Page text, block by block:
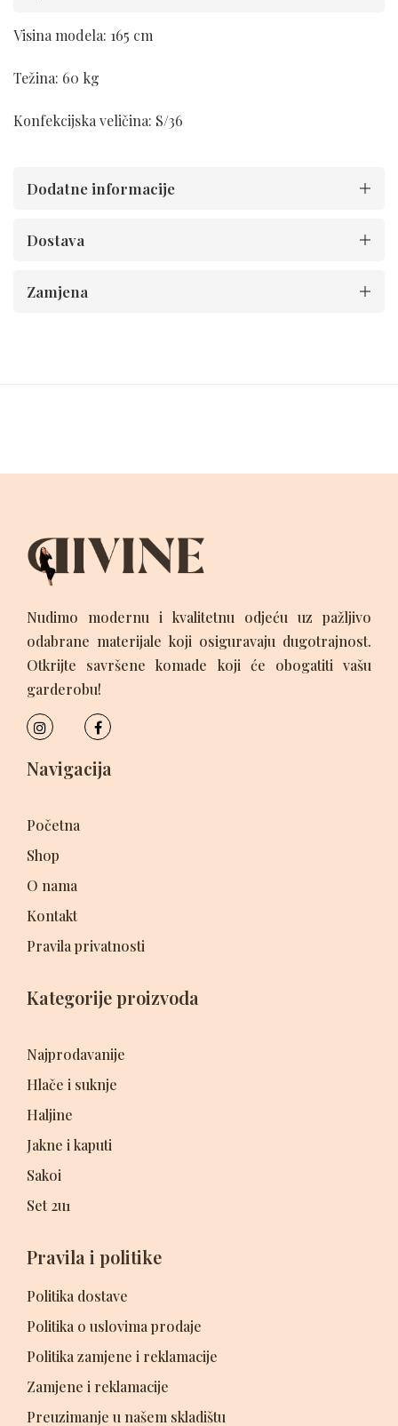
Visina modela: 165 cm
Težina: 60 kg
Konfekcijska veličina: S/36
Dodatne informacije
Dostava
Zamjena
Nudimo modernu i kvalitetnu odjeću uz pažljivo
odabrane materijale koji osiguravaju dugotrajnost.
Otkrijte savršene komade koji će obogatiti vašu
garderobu!
Navigacija
Početna
Shop
O nama
Kontakt
Pravila privatnosti
Kategorije proizvoda
Najprodavanije
Hlače i suknje
Haljine
Jakne i kaputi
Sakoi
Set 2u1
Pravila i politike
Politika dostave
Politika o uslovima prodaje
Politika zamjene i reklamacije
Zamjene i reklamacije
Preuzimanje u našem skladištu